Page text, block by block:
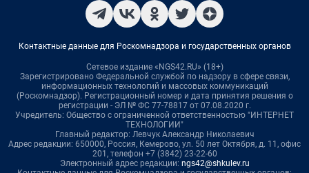
Контактные данные для Роскомнадзора и государственных органов
Сетевое издание «NGS42.RU» (18+)
Зарегистрировано Федеральной службой по надзору в сфере связи,
информационных технологий и массовых коммуникаций
(Роскомнадзор). Регистрационный номер и дата принятия решения о
регистрации - ЭЛ № ФС 77-78817 от 07.08.2020 г.
Учредитель: Общество с ограниченной ответственностью "ИНТЕРНЕТ
ТЕХНОЛОГИИ"
Главный редактор: Левчук Александр Николаевич
Адрес редакции: 650000, Россия, Кемерово, ул. 50 лет Октября, д. 11, офис
201, телефон +7 (3842) 23-22-60
Электронный адрес редакции: ngs42@shkulev.ru